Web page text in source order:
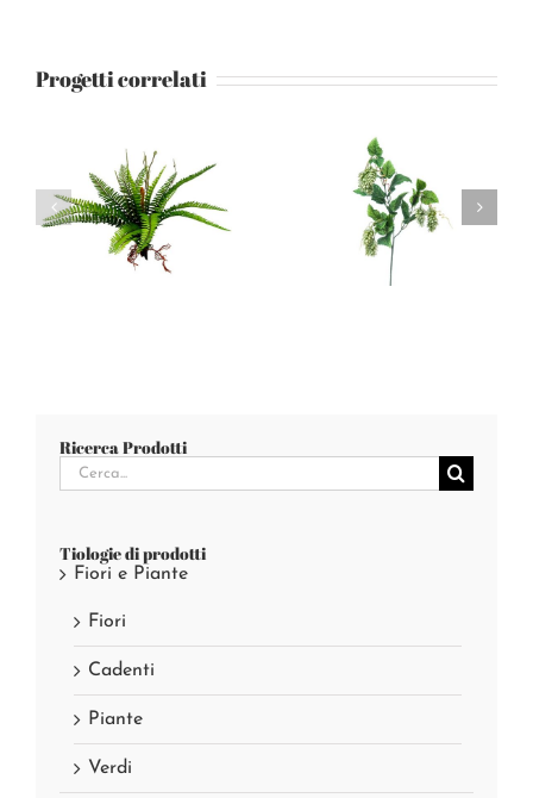
Progetti correlati
Ricerca Prodotti
Cerca
per:
Tiologie di prodotti
Fiori e Piante
Fiori
Cadenti
Piante
Verdi